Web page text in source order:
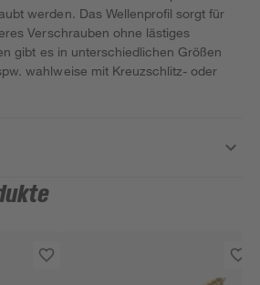
werden. Das Wellenprofil sorgt für
Verschrauben ohne lästiges
gibt es in unterschiedlichen Größen
wahlweise mit Kreuzschlitz- oder